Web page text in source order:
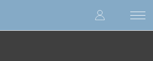
User
account